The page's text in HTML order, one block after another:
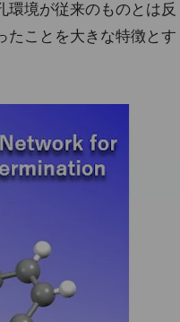
環境が従来のものとは反
たことを大きな特徴とす